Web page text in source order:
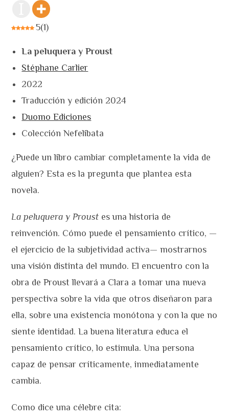
5(1)
La peluquera y Proust
Stéphane Carlier
2022
Traducción y edición 2024
Duomo Ediciones
Colección Nefelibata
¿Puede un libro cambiar completamente la vida de
alguien? Esta es la pregunta que plantea esta
novela.
La peluquera y Proust es una historia de
reinvención. Cómo puede el pensamiento crítico, —
el ejercicio de la subjetividad activa— mostrarnos
una visión distinta del mundo. El encuentro con la
obra de Proust llevará a Clara a tomar una nueva
perspectiva sobre la vida que otros diseñaron para
ella, sobre una existencia monótona y con la que no
siente identidad. La buena literatura educa el
pensamiento crítico, lo estimula. Una persona
capaz de pensar críticamente, inmediatamente
cambia.
Como dice una célebre cita: